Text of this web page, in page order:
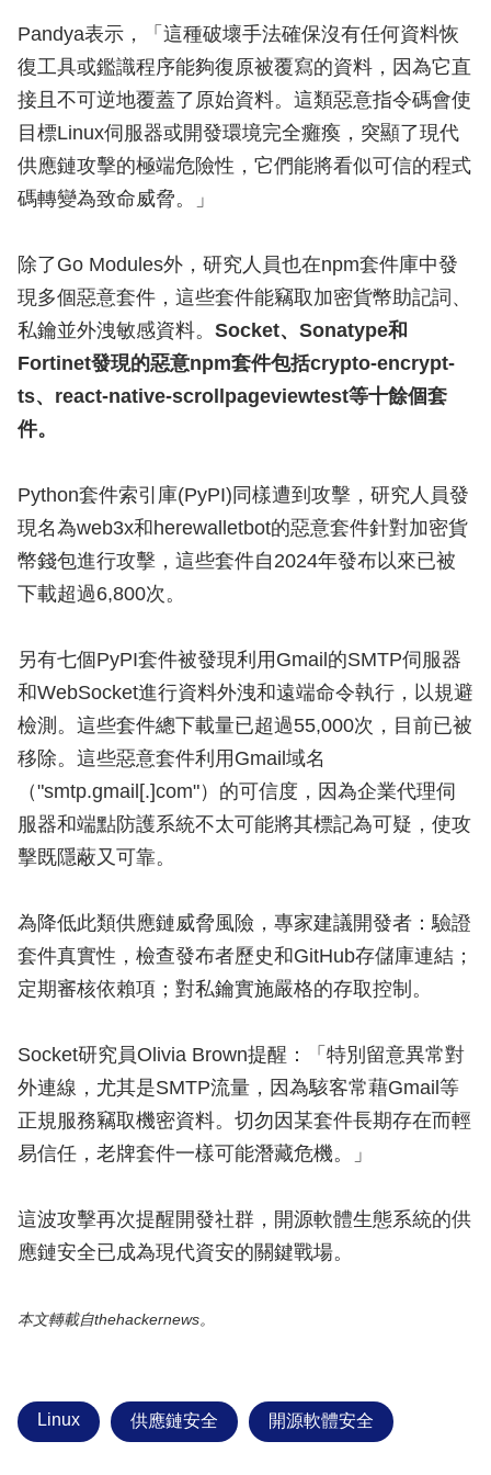
Pandya表示，「這種破壞手法確保沒有任何資料恢
復工具或鑑識程序能夠復原被覆寫的資料，因為它直
接且不可逆地覆蓋了原始資料。這類惡意指令碼會使
目標Linux伺服器或開發環境完全癱瘓，突顯了現代
供應鏈攻擊的極端危險性，它們能將看似可信的程式
碼轉變為致命威脅。」
除了Go Modules外，研究人員也在npm套件庫中發
現多個惡意套件，這些套件能竊取加密貨幣助記詞、
私鑰並外洩敏感資料。 Socket、Sonatype和
Fortinet發現的惡意npm套件包括crypto-encrypt-
ts、react-native-scrollpageviewtest等十餘個套
件。
Python套件索引庫(PyPI)同樣遭到攻擊，研究人員發
現名為web3x和herewalletbot的惡意套件針對加密貨
幣錢包進行攻擊，這些套件自2024年發布以來已被
下載超過6,800次。
另有七個PyPI套件被發現利用Gmail的SMTP伺服器
和WebSocket進行資料外洩和遠端命令執行，以規避
檢測。這些套件總下載量已超過55,000次，目前已被
移除。這些惡意套件利用Gmail域名
（"smtp.gmail[.]com"）的可信度，因為企業代理伺
服器和端點防護系統不太可能將其標記為可疑，使攻
擊既隱蔽又可靠。
為降低此類供應鏈威脅風險，專家建議開發者：驗證
套件真實性，檢查發布者歷史和GitHub存儲庫連結；
定期審核依賴項；對私鑰實施嚴格的存取控制。
Socket研究員Olivia Brown提醒：「特別留意異常對
外連線，尤其是SMTP流量，因為駭客常藉Gmail等
正規服務竊取機密資料。切勿因某套件長期存在而輕
易信任，老牌套件一樣可能潛藏危機。」
這波攻擊再次提醒開發社群，開源軟體生態系統的供
應鏈安全已成為現代資安的關鍵戰場。
本文轉載自thehackernews。
Linux 供應鏈安全 開源軟體安全